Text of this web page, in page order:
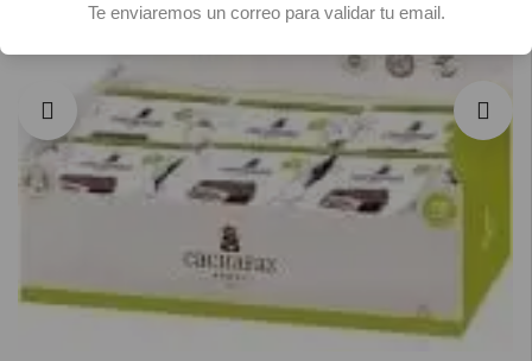
Te enviaremos un correo para validar tu email.